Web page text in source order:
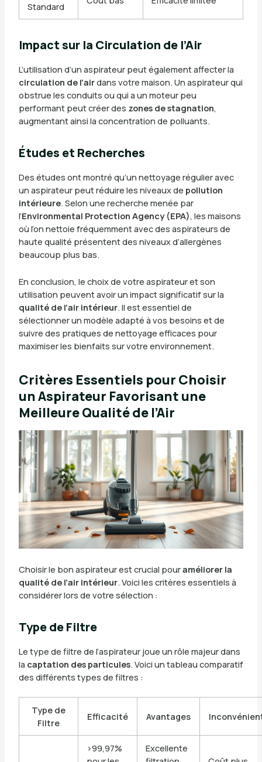
Standard
Impact sur la Circulation de l’Air
L’utilisation d’un aspirateur peut également affecter la
circulation de l’airdans votre maison. Un aspirateur qui
obstrue les conduits ou qui a un moteur peu
performant peut créer des zones de stagnation,
augmentant ainsi la concentration de polluants.
Études et Recherches
Des études ont montré qu’un nettoyage régulier avec
un aspirateur peut réduire les niveaux de pollution
intérieure. Selon une recherche menée par
l’Environmental Protection Agency (EPA), les maisons
où l’on nettoie fréquemment avec des aspirateurs de
haute qualité présentent des niveaux d’allergènes
beaucoup plus bas.
En conclusion, le choix de votre aspirateur et son
utilisation peuvent avoir un impact significatif sur la
qualité de l’air intérieur. Il est essentiel de
sélectionner un modèle adapté à vos besoins et de
suivre des pratiques de nettoyage efficaces pour
maximiser les bienfaits sur votre environnement.
Critères Essentiels pour Choisir
un Aspirateur Favorisant une
Meilleure Qualité de l’Air
Choisir le bon aspirateur est crucial pouraméliorer la
qualité de l’air intérieur. Voici les critères essentiels à
considérer lors de votre sélection :
Type de Filtre
Le type de filtre de l’aspirateur joue un rôle majeur dans
la captation des particules. Voici un tableau comparatif
des différents types de filtres :
Type de
Filtre
Efficacité Avantages
>99,97%
Excellente